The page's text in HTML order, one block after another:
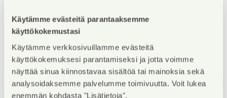
Käytämme evästeitä parantaaksemme
käyttökokemustasi
Käytämme verkkosivuillamme evästeitä
käyttökokemuksesi parantamiseksi ja jotta voimme
näyttää sinua kiinnostavaa sisältöä tai mainoksia sekä
analysoidaksemme palvelumme toimivuutta. Voit lukea
enemmän kohdasta "Lisätietoja".
1/5